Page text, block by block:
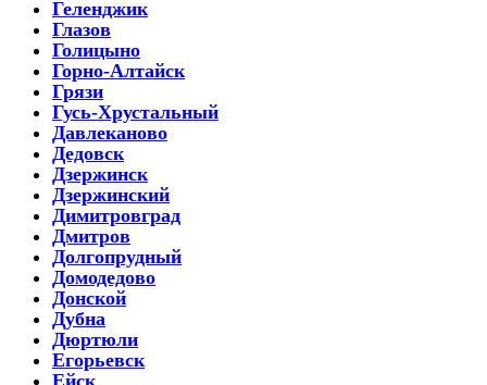
Геленджик
Глазов
Голицыно
Горно-Алтайск
Грязи
Гусь-Хрустальный
Давлеканово
Дедовск
Дзержинск
Дзержинский
Димитровград
Дмитров
Долгопрудный
Домодедово
Донской
Дубна
Дюртюли
Егорьевск
Ейск